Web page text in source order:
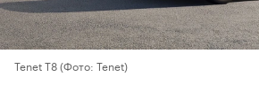
Tenet T8(Фото: Tenet)